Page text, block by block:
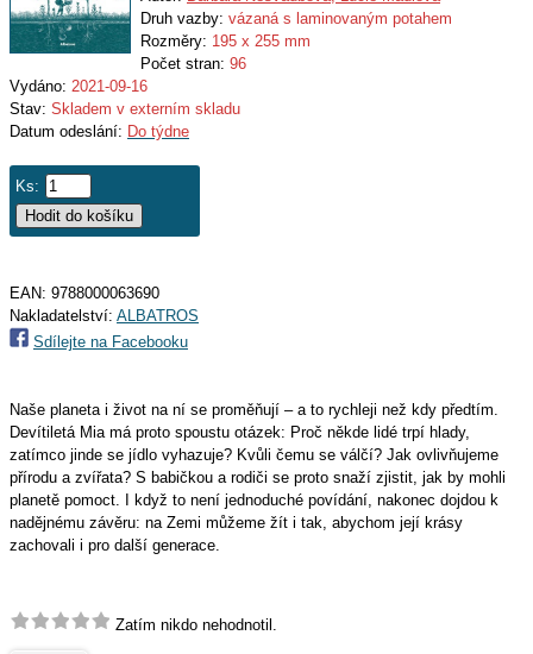
Druh vazby: vázaná s laminovaným potahem
Rozměry: 195 x 255 mm
Počet stran: 96
Vydáno: 2021-09-16
Stav: Skladem v externím skladu
Datum odeslání: Do týdne
Ks:
EAN: 9788000063690
Nakladatelství: ALBATROS
Sdílejte na Facebooku
Naše planeta i život na ní se proměňují – a to rychleji než kdy předtím.
Devítiletá Mia má proto spoustu otázek: Proč někde lidé trpí hlady,
zatímco jinde se jídlo vyhazuje? Kvůli čemu se válčí? Jak ovlivňujeme
přírodu a zvířata? S babičkou a rodiči se proto snaží zjistit, jak by mohli
planetě pomoct. I když to není jednoduché povídání, nakonec dojdou k
nadějnému závěru: na Zemi můžeme žít i tak, abychom její krásy
zachovali i pro další generace.
Zatím nikdo nehodnotil.